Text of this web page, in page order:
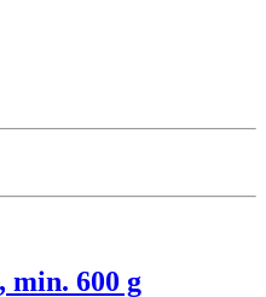
min. 600 g